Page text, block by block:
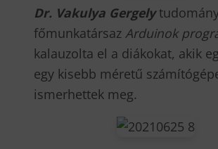
Dr. Vakulya Gergely
főmunkatársaz Arduinok
kalauzolta el a diákokat, akik
egy kisebb méretű
ismerhettek meg.